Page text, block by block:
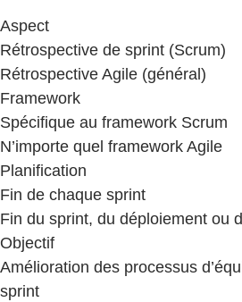
Aspect
Rétrospective de sprint (Scrum)
Rétrospective Agile (général)
Framework
Spécifique au framework Scrum
N’importe quel framework Agile
Planification
Fin de chaque sprint
Fin du sprint, du déploiement ou
Objectif
Amélioration des processus
sprint